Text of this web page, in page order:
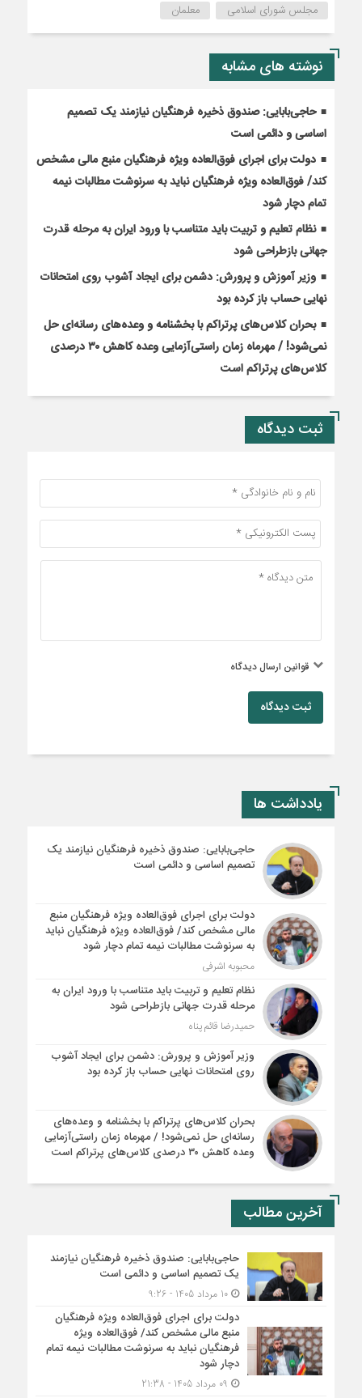
مجلس شورای اسلامی معلمان
نوشته های مشابه
حاجی‌بابایی: صندوق ذخیره فرهنگیان نیازمند یک تصمیم
اساسی و دائمی است
دولت برای اجرای فوق‌العاده ویژه فرهنگیان منبع مالی مشخص
کند/ فوق‌العاده ویژه فرهنگیان نباید به سرنوشت مطالبات نیمه‌
تمام دچار شود
نظام تعلیم و تربیت باید متناسب با ورود ایران به مرحله قدرت
جهانی بازطراحی شود
وزیر آموزش و پرورش: دشمن برای ایجاد آشوب روی امتحانات
نهایی حساب باز کرده بود
بحران کلاس‌های پرتراکم با بخشنامه و وعده‌های رسانه‌ای حل
نمی‌شود! / مهرماه زمان راستی‌آزمایی وعده کاهش ۳۰ درصدی
کلاس‌های پرتراکم است
ثبت دیدگاه
قوانین ارسال دیدگاه
ثبت دیدگاه
یادداشت ها
حاجی‌بابایی: صندوق ذخیره فرهنگیان نیازمند یک
تصمیم اساسی و دائمی است
دولت برای اجرای فوق‌العاده ویژه فرهنگیان منبع
مالی مشخص کند/ فوق‌العاده ویژه فرهنگیان نباید
به سرنوشت مطالبات نیمه‌ تمام دچار شود
محبوبه اشرفی
نظام تعلیم و تربیت باید متناسب با ورود ایران به
مرحله قدرت جهانی بازطراحی شود
حمیدرضا قائم پناه
وزیر آموزش و پرورش: دشمن برای ایجاد آشوب
روی امتحانات نهایی حساب باز کرده بود
بحران کلاس‌های پرتراکم با بخشنامه و وعده‌های
رسانه‌ای حل نمی‌شود! / مهرماه زمان راستی‌آزمایی
وعده کاهش ۳۰ درصدی کلاس‌های پرتراکم است
آخرین مطالب
حاجی‌بابایی: صندوق ذخیره فرهنگیان نیازمند
یک تصمیم اساسی و دائمی است
10 مرداد 1405 - 9:26
دولت برای اجرای فوق‌العاده ویژه فرهنگیان
منبع مالی مشخص کند/ فوق‌العاده ویژه
فرهنگیان نباید به سرنوشت مطالبات نیمه‌ تمام
دچار شود